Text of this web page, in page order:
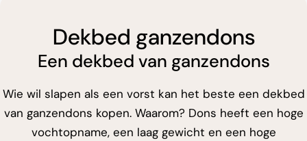
Dekbed ganzendons
Een dekbed van ganzendons
Wie wil slapen als een vorst kan het beste een dekbed
van ganzendons kopen. Waarom? Dons heeft een hoge
vochtopname, een laag gewicht en een hoge